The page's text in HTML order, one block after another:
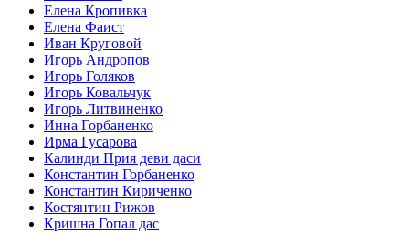
Елена Кропивка
Елена Фаист
Иван Круговой
Игорь Андропов
Игорь Голяков
Игорь Ковальчук
Игорь Литвиненко
Инна Горбаненко
Ирма Гусарова
Калинди Прия деви даси
Константин Горбаненко
Константин Кириченко
Костянтин Рижов
Кришна Гопал дас